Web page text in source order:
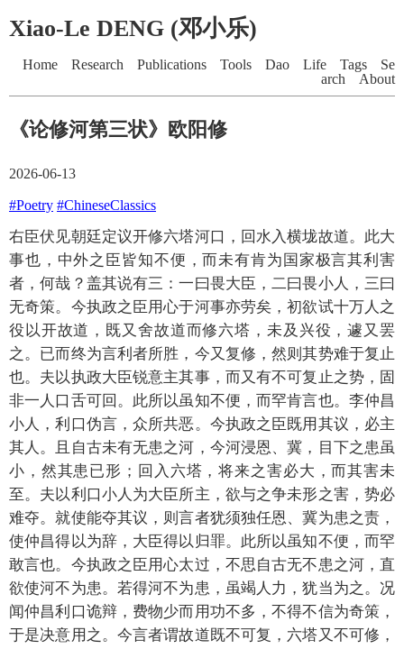
Xiao-Le DENG (邓小乐)
Home Research Publications Tools Dao Life Tags
Se
arch
About
《论修河第三状》欧阳修
2026-06-13
#Poetry #ChineseClassics
右臣伏见朝廷定议开修六塔河口，回水入横垅故道。此大
事也，中外之臣皆知不便，而未有肯为国家极言其利害
者，何哉？盖其说有三：一曰畏大臣，二曰畏小人，三曰
无奇策。今执政之臣用心于河事亦劳矣，初欲试十万人之
役以开故道，既又舍故道而修六塔，未及兴役，遽又罢
之。已而终为言利者所胜，今又复修，然则其势难于复止
也。夫以执政大臣锐意主其事，而又有不可复止之势，固
非一人口舌可回。此所以虽知不便，而罕肯言也。李仲昌
小人，利口伪言，众所共恶。今执政之臣既用其议，必主
其人。且自古未有无患之河，今河浸恩、冀，目下之患虽
小，然其患已形；回入六塔，将来之害必大，而其害未
至。夫以利口小人为大臣所主，欲与之争未形之害，势必
难夺。就使能夺其议，则言者犹须独任恩、冀为患之责，
使仲昌得以为辞，大臣得以归罪。此所以虽知不便，而罕
敢言也。今执政之臣用心太过，不思自古无不患之河，直
欲使河不为患。若得河不为患，虽竭人力，犹当为之。况
闻仲昌利口诡辩，费物少而用功不多，不得不信为奇策，
于是决意用之。今言者谓故道既不可复，六塔又不可修，